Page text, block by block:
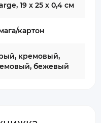
19 х 25 х 0,4 см
картон
кремовый,
бежевый